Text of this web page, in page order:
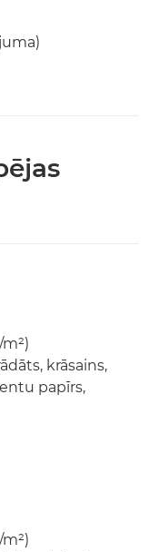
krāsains,
papīrs,